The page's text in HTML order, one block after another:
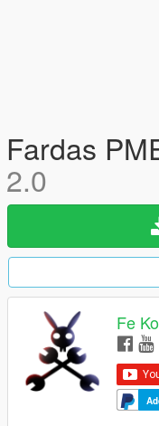
Fardas
2.0
Fe